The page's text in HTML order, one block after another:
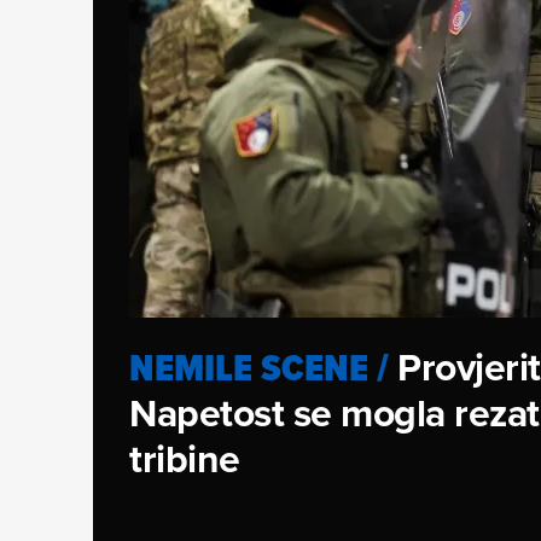
NEMILE SCENE/
Napetost se mogla
tribine